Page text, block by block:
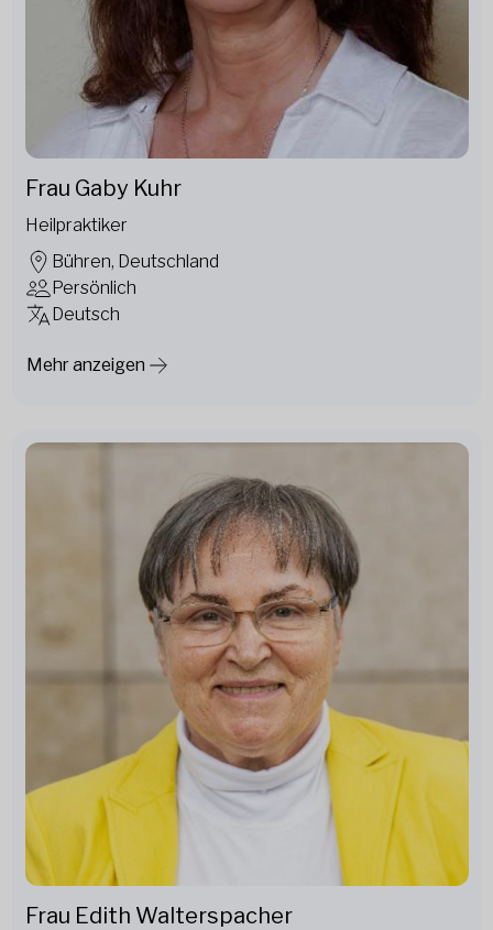
Frau Gaby Kuhr
Heilpraktiker
Bühren, Deutschland
Persönlich
Deutsch
Mehr anzeigen
Frau Edith Walterspacher